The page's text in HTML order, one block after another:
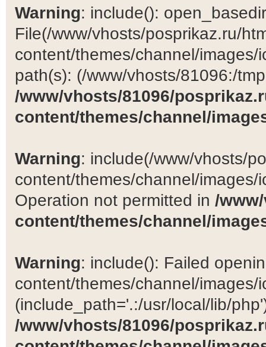
Warning: include():
File(/www/vhosts/posprikaz.ru/
content/themes/channel/
path(s): (/www/vhosts/81096:/
/www/vhosts/81096/
content/themes/channel/
Warning: include(/www/vhosts/
content/themes/channel/
Operation not permitted in /
content/themes/channel/
Warning: include(): Failed
content/themes/channel/images/
(include_path='.:/usr/local/lib/
/www/vhosts/81096/